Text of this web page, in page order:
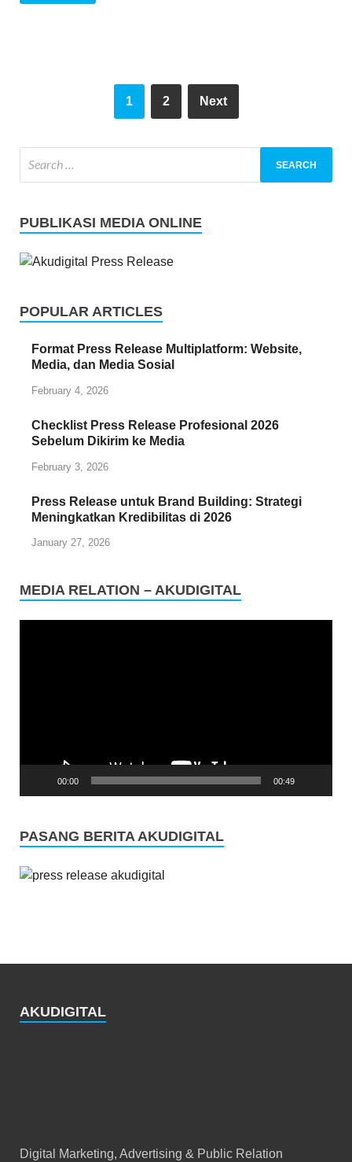
1 2 Next
PUBLIKASI MEDIA ONLINE
POPULAR ARTICLES
Format Press Release Multiplatform: Website,
Media, dan Media Sosial
February 4, 2026
Checklist Press Release Profesional 2026
Sebelum Dikirim ke Media
February 3, 2026
Press Release untuk Brand Building: Strategi
Meningkatkan Kredibilitas di 2026
January 27, 2026
MEDIA RELATION – AKUDIGITAL
00:00 00:49
PASANG BERITA AKUDIGITAL
AKUDIGITAL
Digital Marketing, Advertising & Public Relation